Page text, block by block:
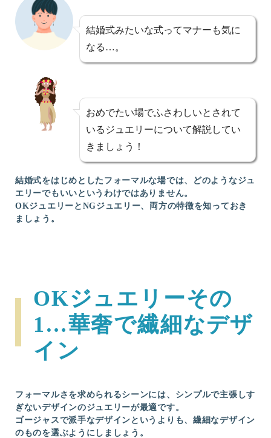
結婚式みたいな式ってマナーも気に
なる…。
おめでたい場でふさわしいとされて
いるジュエリーについて解説してい
きましょう！
結婚式をはじめとしたフォーマルな場では、どのようなジュ
エリーでもいいというわけではありません。
OKジュエリーとNGジュエリー、両方の特徴を知っておき
ましょう。
OKジュエリーその
1…華奢で繊細なデザ
イン
フォーマルさを求められるシーンには、シンプルで主張しす
ぎないデザインのジュエリーが最適です。
ゴージャスで派手なデザインというよりも、繊細なデザイン
のものを選ぶようにしましょう。